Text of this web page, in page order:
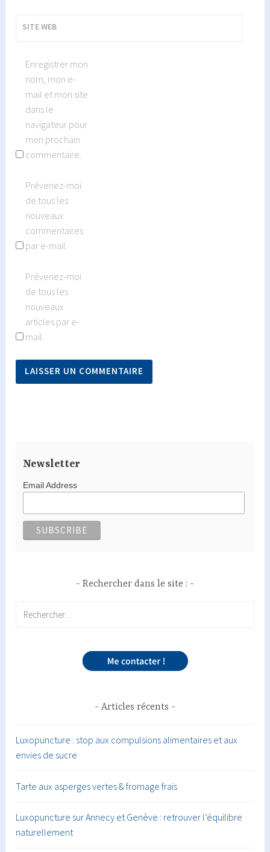
SITE WEB
Enregistrer mon
nom, mon e-
mail et mon site
dans le
navigateur pour
mon prochain
commentaire.
Prévenez-moi
de tous les
nouveaux
commentaires
par e-mail.
Prévenez-moi
de tous les
nouveaux
articles par e-
mail.
Newsletter
Email Address
Rechercher dans le site :
Articles récents
Luxopuncture : stop aux compulsions alimentaires et aux
envies de sucre
Tarte aux asperges vertes & fromage frais
Luxopuncture sur Annecy et Genève : retrouver l’équilibre
naturellement